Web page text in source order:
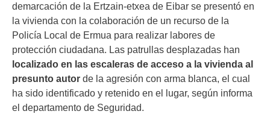
demarcación de la Ertzain-etxea de Eibar se presentó en
la vivienda con la colaboración de un recurso de la
Policía Local de Ermua para realizar labores de
protección ciudadana. Las patrullas desplazadas han
localizado en las escaleras de acceso a la vivienda al
presunto autor de la agresión con arma blanca, el cual
ha sido identificado y retenido en el lugar, según informa
el departamento de Seguridad.